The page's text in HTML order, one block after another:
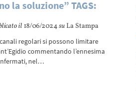
la soluzione” TAGS:
il 18/06/2024su La Stampa
regolari si possono limitare
commentando l’ennesima
nel…